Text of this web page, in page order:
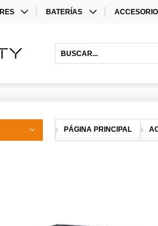
HÍBRIDOS
BATERÍAS
PÁGINA PRINCIPAL